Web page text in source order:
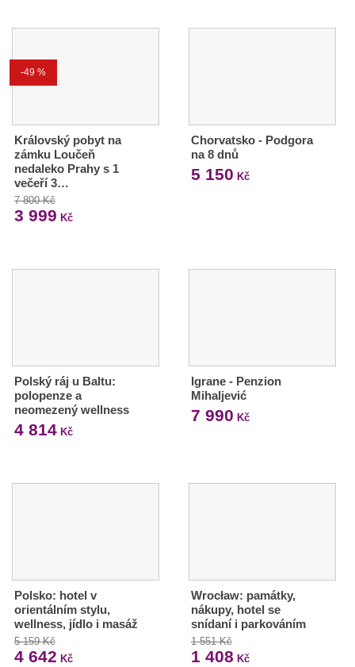
-49 %
Královský pobyt na
zámku Loučeň
nedaleko Prahy s 1
večeří 3…
7 800 Kč
3 999 Kč
Chorvatsko - Podgora
na 8 dnů
5 150 Kč
Polský ráj u Baltu:
polopenze a
neomezený wellness
4 814 Kč
Igrane - Penzion
Mihaljević
7 990 Kč
Polsko: hotel v
orientálním stylu,
wellness, jídlo i masáž
5 159 Kč
4 642 Kč
Wrocław: památky,
nákupy, hotel se
snídaní i parkováním
1 551 Kč
1 408 Kč